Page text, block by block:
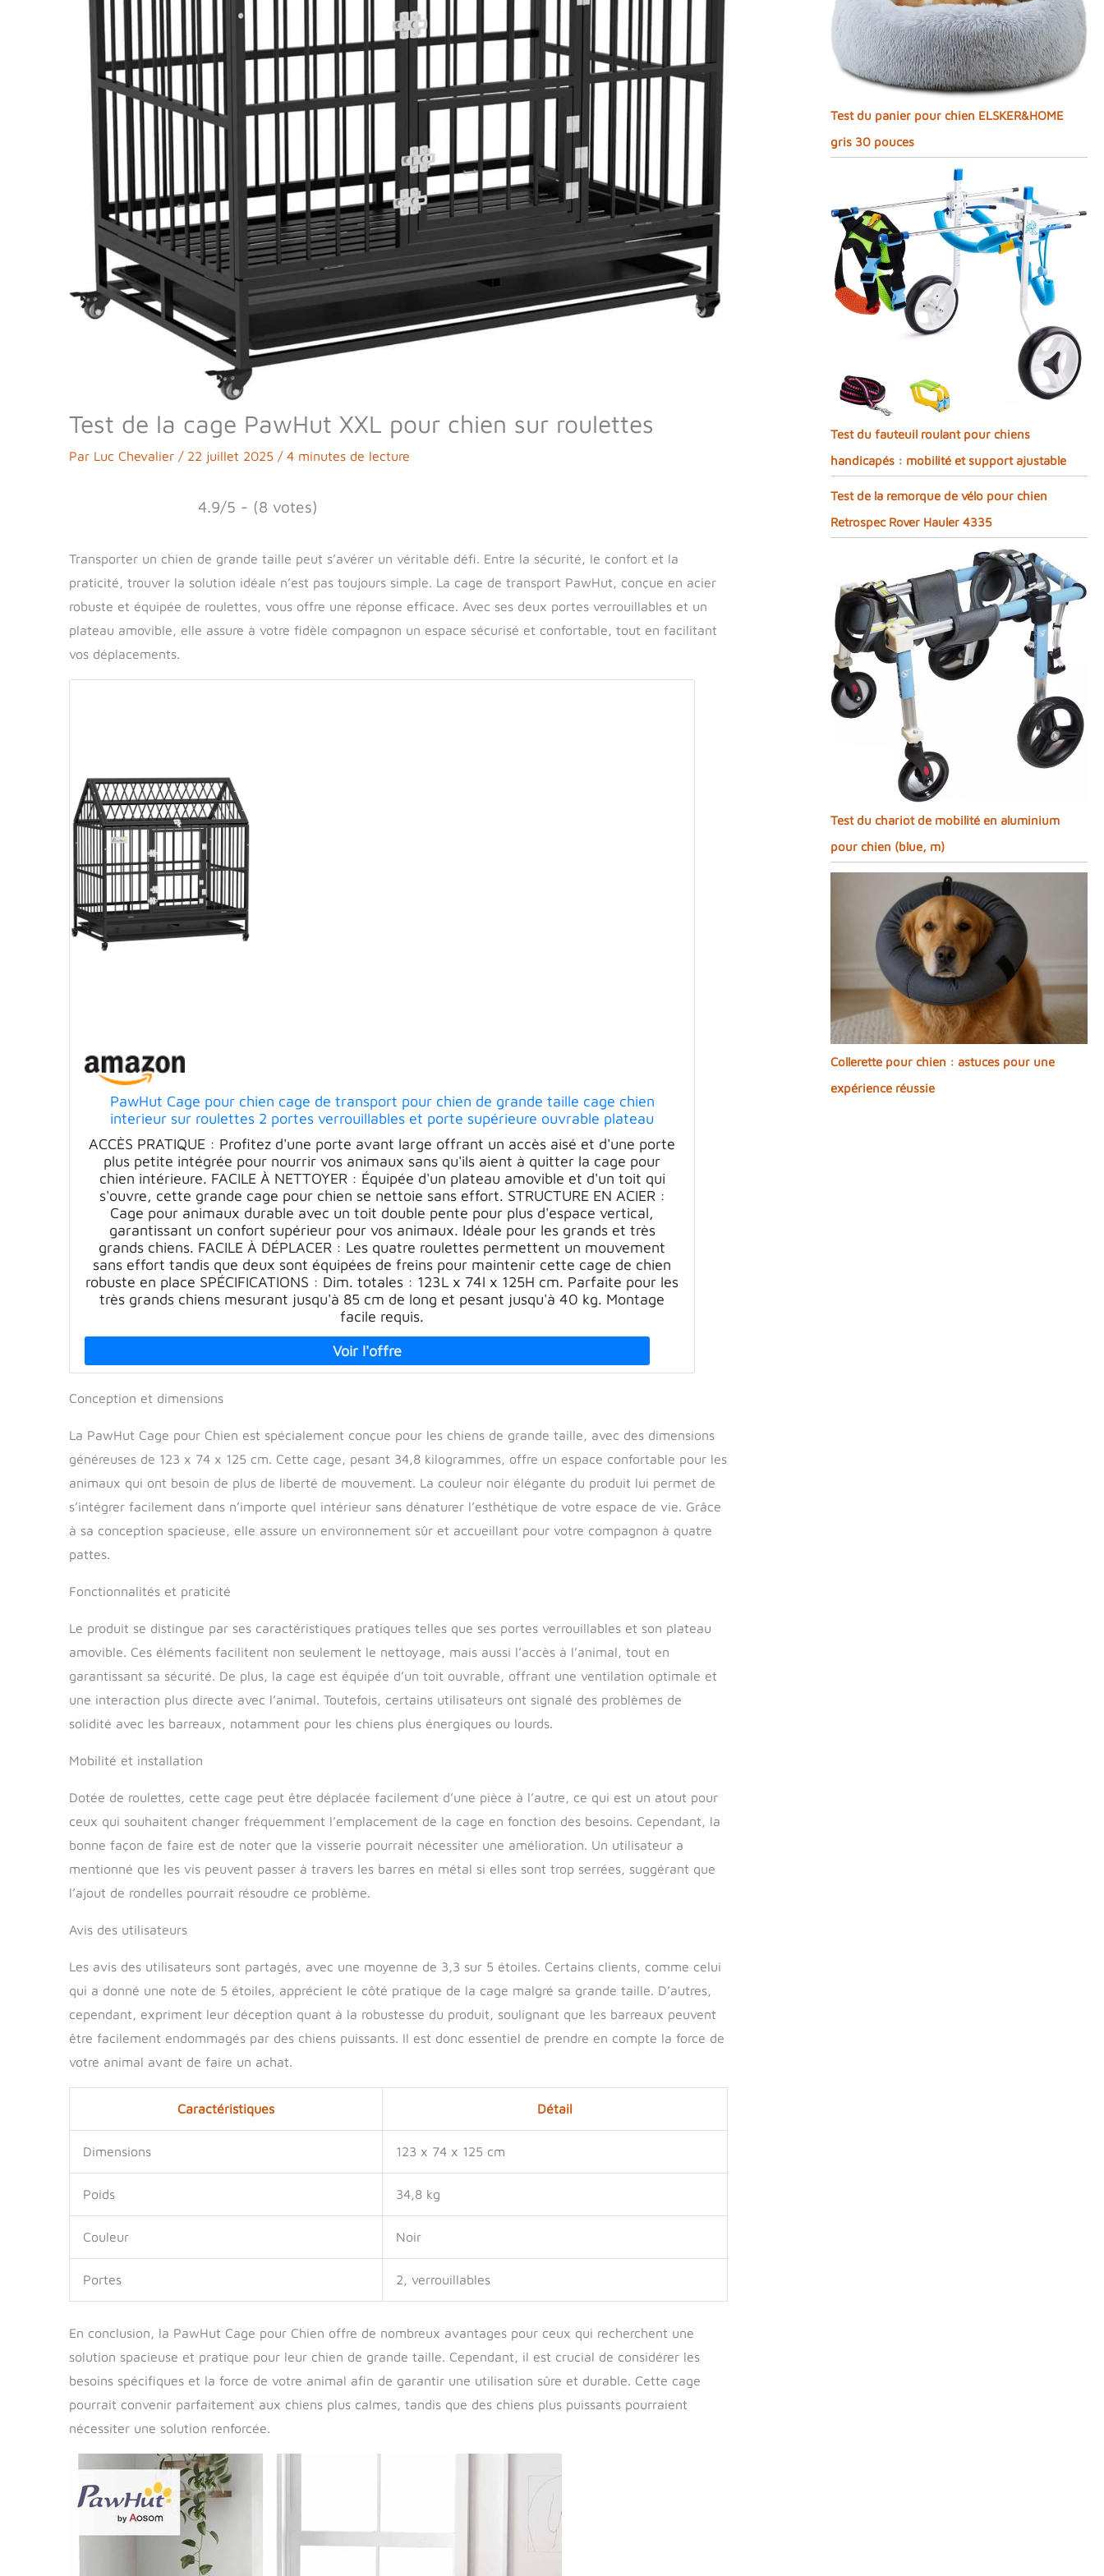
Test de la cage PawHut XXL pour chien sur roulettes
Par Luc Chevalier / 22 juillet 2025 / 4 minutes de lecture
4.9/5 - (8 votes)
Transporter un chien de grande taille peut s’avérer un véritable défi. Entre la sécurité, le confort et la
praticité, trouver la solution idéale n’est pas toujours simple. La cage de transport PawHut, conçue en acier
robuste et équipée de roulettes, vous offre une réponse efficace. Avec ses deux portes verrouillables et un
plateau amovible, elle assure à votre fidèle compagnon un espace sécurisé et confortable, tout en facilitant
vos déplacements.
PawHut Cage pour chien cage de transport pour chien de grande taille cage chien
interieur sur roulettes 2 portes verrouillables et porte supérieure ouvrable plateau
amovible 123x74x125cm en acier noir
ACCÈS PRATIQUE : Profitez d'une porte avant large offrant un accès aisé et d'une porte
plus petite intégrée pour nourrir vos animaux sans qu'ils aient à quitter la cage pour
chien intérieure. FACILE À NETTOYER : Équipée d'un plateau amovible et d'un toit qui
s'ouvre, cette grande cage pour chien se nettoie sans effort. STRUCTURE EN ACIER :
Cage pour animaux durable avec un toit double pente pour plus d'espace vertical,
garantissant un confort supérieur pour vos animaux. Idéale pour les grands et très
grands chiens. FACILE À DÉPLACER : Les quatre roulettes permettent un mouvement
sans effort tandis que deux sont équipées de freins pour maintenir cette cage de chien
robuste en place SPÉCIFICATIONS : Dim. totales : 123L x 74l x 125H cm. Parfaite pour les
très grands chiens mesurant jusqu'à 85 cm de long et pesant jusqu'à 40 kg. Montage
facile requis.
Conception et dimensions
La PawHut Cage pour Chien est spécialement conçue pour les chiens de grande taille, avec des dimensions
généreuses de 123 x 74 x 125 cm. Cette cage, pesant 34,8 kilogrammes, offre un espace confortable pour les
animaux qui ont besoin de plus de liberté de mouvement. La couleur noir élégante du produit lui permet de
s’intégrer facilement dans n’importe quel intérieur sans dénaturer l’esthétique de votre espace de vie. Grâce
à sa conception spacieuse, elle assure un environnement sûr et accueillant pour votre compagnon à quatre
pattes.
Fonctionnalités et praticité
Le produit se distingue par ses caractéristiques pratiques telles que ses portes verrouillables et son plateau
amovible. Ces éléments facilitent non seulement le nettoyage, mais aussi l’accès à l’animal, tout en
garantissant sa sécurité. De plus, la cage est équipée d’un toit ouvrable, offrant une ventilation optimale et
une interaction plus directe avec l’animal. Toutefois, certains utilisateurs ont signalé des problèmes de
solidité avec les barreaux, notamment pour les chiens plus énergiques ou lourds.
Mobilité et installation
Dotée de roulettes, cette cage peut être déplacée facilement d’une pièce à l’autre, ce qui est un atout pour
ceux qui souhaitent changer fréquemment l’emplacement de la cage en fonction des besoins. Cependant, la
bonne façon de faire est de noter que la visserie pourrait nécessiter une amélioration. Un utilisateur a
mentionné que les vis peuvent passer à travers les barres en métal si elles sont trop serrées, suggérant que
l’ajout de rondelles pourrait résoudre ce problème.
Avis des utilisateurs
Les avis des utilisateurs sont partagés, avec une moyenne de 3,3 sur 5 étoiles. Certains clients, comme celui
qui a donné une note de 5 étoiles, apprécient le côté pratique de la cage malgré sa grande taille. D’autres,
cependant, expriment leur déception quant à la robustesse du produit, soulignant que les barreaux peuvent
être facilement endommagés par des chiens puissants. Il est donc essentiel de prendre en compte la force de
votre animal avant de faire un achat.
Caractéristiques Détail
Dimensions 123 x 74 x 125 cm
Poids 34,8 kg
Couleur Noir
Portes 2, verrouillables
En conclusion, la PawHut Cage pour Chien offre de nombreux avantages pour ceux qui recherchent une
solution spacieuse et pratique pour leur chien de grande taille. Cependant, il est crucial de considérer les
besoins spécifiques et la force de votre animal afin de garantir une utilisation sûre et durable. Cette cage
pourrait convenir parfaitement aux chiens plus calmes, tandis que des chiens plus puissants pourraient
nécessiter une solution renforcée.
Test du panier pour chien ELSKER&HOME
gris 30 pouces
Test du fauteuil roulant pour chiens
handicapés : mobilité et support ajustable
Test de la remorque de vélo pour chien
Retrospec Rover Hauler 4335
Test du chariot de mobilité en aluminium
pour chien (blue, m)
Collerette pour chien : astuces pour une
expérience réussie